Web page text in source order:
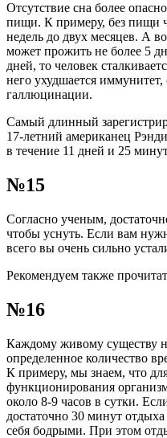
Отсутствие сна более
пищи. К примеру, без пищи
недель до двух месяцев. А
может прожить не более 5
дней, то человек
него ухудшается иммунитет,
галлюцинации.
Самый длинный
17-летний американец
в течение 11 дней и 25
№15
Согласно ученым,
чтобы уснуть. Если вам
всего вы очень сильно
Рекомендуем также
№16
Каждому живому существу
определенное количество
К примеру, мы знаем, что
функционирования
около 8-9 часов в сутки.
достаточно 30 минут
себя бодрыми. При этом